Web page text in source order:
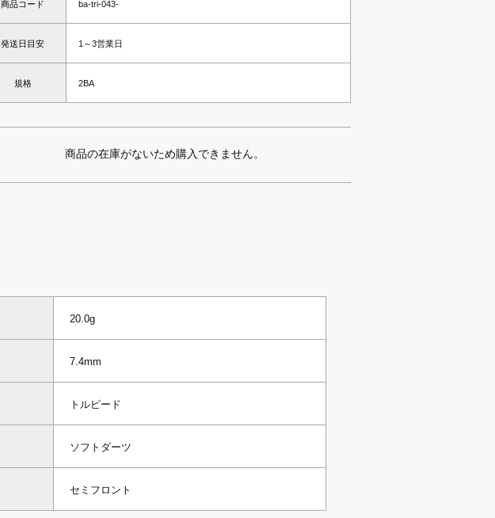
商品コード ba-tri-043-
発送日目安 1～3営業日
規格 2BA
商品の在庫がないため購入できません。
20.0g
7.4mm
トルピード
ソフトダーツ
セミフロント